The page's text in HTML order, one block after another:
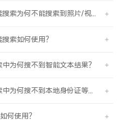
在OriginOS 5上，通过智能搜索为何不能搜索到照片/视频？
索如何使用？
为何搜不到智能文本结果？
何使用？